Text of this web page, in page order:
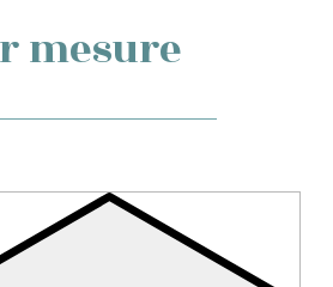
mesure